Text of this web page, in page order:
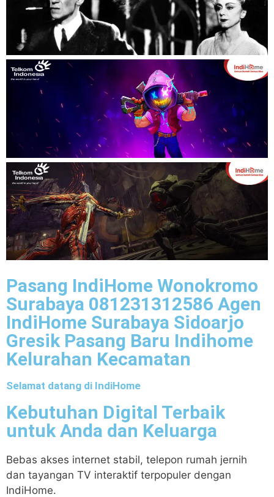
Pasang IndiHome Wonokromo
Surabaya 081231312586 Agen
IndiHome Surabaya Sidoarjo
Gresik Pasang Baru Indihome
Kelurahan Kecamatan
Selamat datang di IndiHome
Kebutuhan Digital Terbaik
untuk Anda dan Keluarga
Bebas akses internet stabil, telepon rumah jernih
dan tayangan TV interaktif terpopuler dengan
IndiHome.